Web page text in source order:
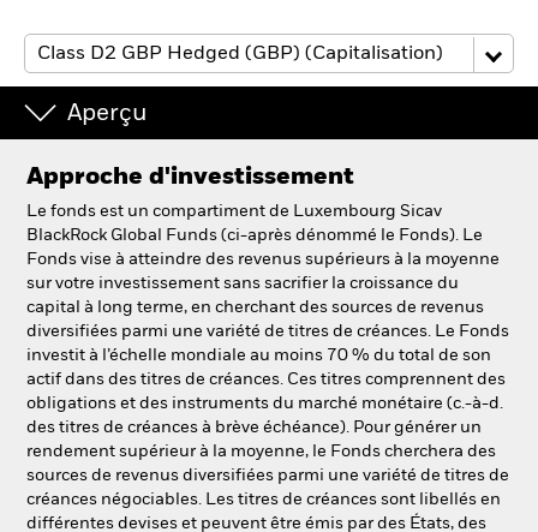
Investisseurs particuliers
Change location
FR
BlackRock
iShares
Aladdin
Notre société
Aperçu
Approche d'investissement
Le fonds est un compartiment de Luxembourg Sicav
BlackRock Global Funds (ci-après dénommé le Fonds). Le
Fonds vise à atteindre des revenus supérieurs à la moyenne
sur votre investissement sans sacrifier la croissance du
capital à long terme, en cherchant des sources de revenus
diversifiées parmi une variété de titres de créances. Le Fonds
investit à l’échelle mondiale au moins 70 % du total de son
actif dans des titres de créances. Ces titres comprennent des
obligations et des instruments du marché monétaire (c.-à-d.
des titres de créances à brève échéance). Pour générer un
rendement supérieur à la moyenne, le Fonds cherchera des
sources de revenus diversifiées parmi une variété de titres de
créances négociables. Les titres de créances sont libellés en
différentes devises et peuvent être émis par des États, des